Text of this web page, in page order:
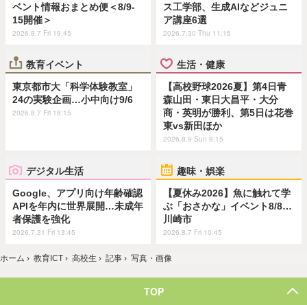
ベント情報おまとめ便＜8/9-
15開催＞
2026.8.7 Fri 19:45
ス工学部、生成AIなどジュニ
ア講座6選
2026.7.30 Thu 11:15
教育イベント
東京都市大「科学体験教室」
24の実験企画…小中向け9/6
2026.8.7 Fri 18:15
生活・健康
【高校野球2026夏】第4日青
森山田・東日大昌平・大分
商・英明が勝利、第5日は花巻
東vs新田ほか
2026.8.9 Sun 9:15
デジタル生活
Google、アプリ向け年齢確認
APIを年内に世界展開…未成年
者保護を強化
2026.7.31 Fri 13:45
趣味・娯楽
【夏休み2026】魚に触れて学
ぶ「おさかな」イベント8/8…
川崎市
2026.8.7 Fri 10:45
ホーム › 教育ICT › 高校生 › 記事 › 写真・画像
TOP